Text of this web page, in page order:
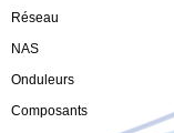
Réseau
NAS
Onduleurs
Composants